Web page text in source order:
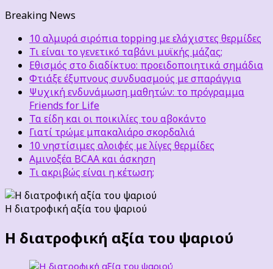
Breaking News
10 αλμυρά σιρόπια topping με ελάχιστες θερμίδες
Τι είναι το γενετικό ταβάνι μυϊκής μάζας;
Εθισμός στο διαδίκτυο: προειδοποιητικά σημάδια
Φτιάξε έξυπνους συνδυασμούς με σπαράγγια
Ψυχική ενδυνάμωση μαθητών: το πρόγραμμα
Friends for Life
Τα είδη και οι ποικιλίες του αβοκάντο
Γιατί τρώμε μπακαλιάρο σκορδαλιά
10 νηστίσιμες αλοιφές με λίγες θερμίδες
Αμινοξέα BCAA και άσκηση
Τι ακριβώς είναι η κέτωση;
Η διατροφική αξία του ψαριού
Η διατροφική αξία του ψαριού